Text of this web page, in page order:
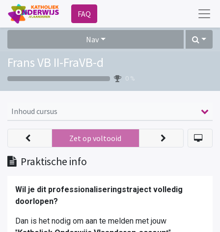
FAQ
Nav
Frans VB II-FraVB-d
0 %
Inhoud cursus
Praktische info
Zet op voltooid
Wil je dit professionaliseringstraject volledig
doorlopen?
Dan is het nodig om aan te melden met jouw